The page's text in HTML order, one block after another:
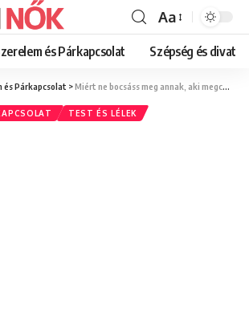
Font
Resizer
Aa
és Párkapcsolat Szépség és divat
és Párkapcsolat >Miért ne bocsáss meg annak, aki megcsalt? 5 pszichológiai ok
TEST ÉS LÉLEK